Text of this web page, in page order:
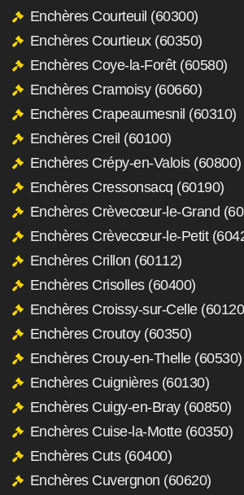
Enchères Courteuil (60300)
Enchères Courtieux (60350)
Enchères Coye-la-Forêt (60580)
Enchères Cramoisy (60660)
Enchères Crapeaumesnil (60310)
Enchères Creil (60100)
Enchères Crépy-en-Valois (60800)
Enchères Cressonsacq (60190)
Enchères Crèvecœur-le-Grand
Enchères Crèvecœur-le-Petit
Enchères Crillon (60112)
Enchères Crisolles (60400)
Enchères Croissy-sur-Celle
Enchères Croutoy (60350)
Enchères Crouy-en-Thelle (60530)
Enchères Cuignières (60130)
Enchères Cuigy-en-Bray (60850)
Enchères Cuise-la-Motte (60350)
Enchères Cuts (60400)
Enchères Cuvergnon (60620)